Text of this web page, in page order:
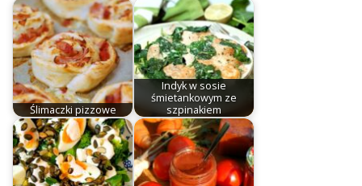
Ślimaczki pizzowe
Indyk w sosie
śmietankowym ze
szpinakiem